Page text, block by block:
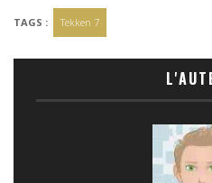
TAGS : Tekken 7